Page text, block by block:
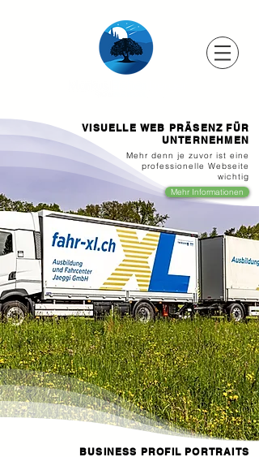
VISUELLE WEB PRÄSENZ FÜR
UNTERNEHMEN
Mehr denn je zuvor ist eine
professionelle Webseite
wichtig
Mehr Informationen
BUSINESS PROFIL PORTRAITS